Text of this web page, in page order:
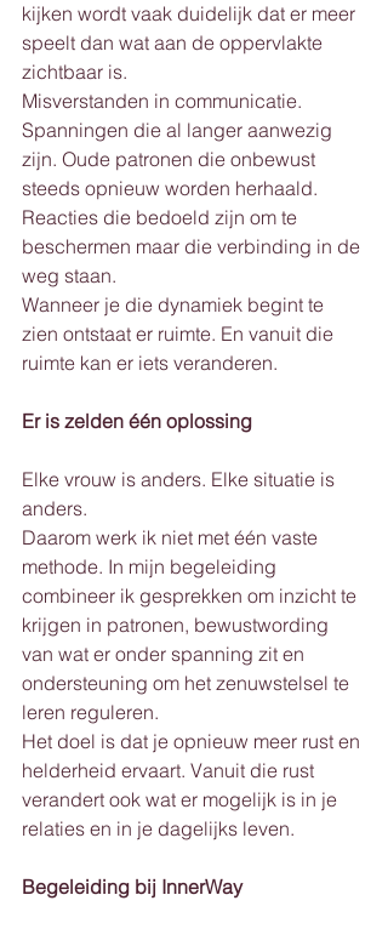
kijken wordt vaak duidelijk dat er meer
speelt dan wat aan de oppervlakte
zichtbaar is.
Misverstanden in communicatie.
Spanningen die al langer aanwezig
zijn. Oude patronen die onbewust
steeds opnieuw worden herhaald.
Reacties die bedoeld zijn om te
beschermen maar die verbinding in de
weg staan.
Wanneer je die dynamiek begint te
zien ontstaat er ruimte. En vanuit die
ruimte kan er iets veranderen.
Er is zelden één oplossing
Elke vrouw is anders. Elke situatie is
anders.
Daarom werk ik niet met één vaste
methode. In mijn begeleiding
combineer ik gesprekken om inzicht te
krijgen in patronen, bewustwording
van wat er onder spanning zit en
ondersteuning om het zenuwstelsel te
leren reguleren.
Het doel is dat je opnieuw meer rust en
helderheid ervaart. Vanuit die rust
verandert ook wat er mogelijk is in je
relaties en in je dagelijks leven.
Begeleiding bij InnerWay